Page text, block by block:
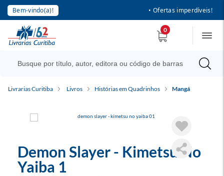
Bem-vindo(a)! • Ofertas imperdíveis!
0
Livrarias Curitiba Livros Histórias em Quadrinhos Mangá
Demon Slayer - Kimetsu No
Yaiba 1